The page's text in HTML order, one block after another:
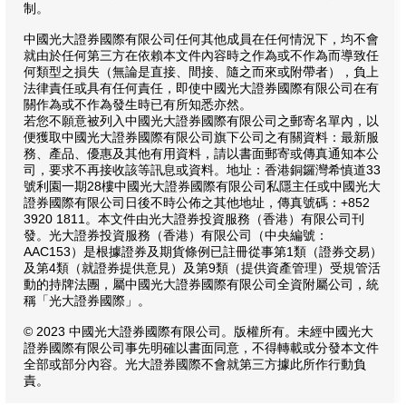
制。
中國光大證券國際有限公司任何其他成員在任何情況下，均不會
就由於任何第三方在依賴本文件內容時之作為或不作為而導致任
何類型之損失（無論是直接、間接、隨之而來或附帶者），負上
法律責任或具有任何責任，即使中國光大證券國際有限公司在有
關作為或不作為發生時已有所知悉亦然。
若您不願意被列入中國光大證券國際有限公司之郵寄名單內，以
便獲取中國光大證券國際有限公司旗下公司之有關資料：最新服
務、產品、優惠及其他有用資料，請以書面郵寄或傳真通知本公
司，要求不再接收該等訊息或資料。地址：香港銅鑼灣希慎道33
號利園一期28樓中國光大證券國際有限公司私隱主任或中國光大
證券國際有限公司日後不時公佈之其他地址，傳真號碼：+852
3920 1811。本文件由光大證券投資服務（香港）有限公司刊
發。光大證券投資服務（香港）有限公司（中央編號：
AAC153）是根據證券及期貨條例已註冊從事第1類（證券交易）
及第4類（就證券提供意見）及第9類（提供資產管理）受規管活
動的持牌法團，屬中國光大證券國際有限公司全資附屬公司，統
稱「光大證券國際」。
© 2023 中國光大證券國際有限公司。版權所有。未經中國光大
證券國際有限公司事先明確以書面同意，不得轉載或分發本文件
全部或部分內容。光大證券國際不會就第三方據此所作行動負
責。